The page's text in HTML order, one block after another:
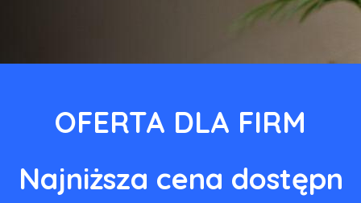
OFERTA DLA FIRM
Najniższa cena dostępn